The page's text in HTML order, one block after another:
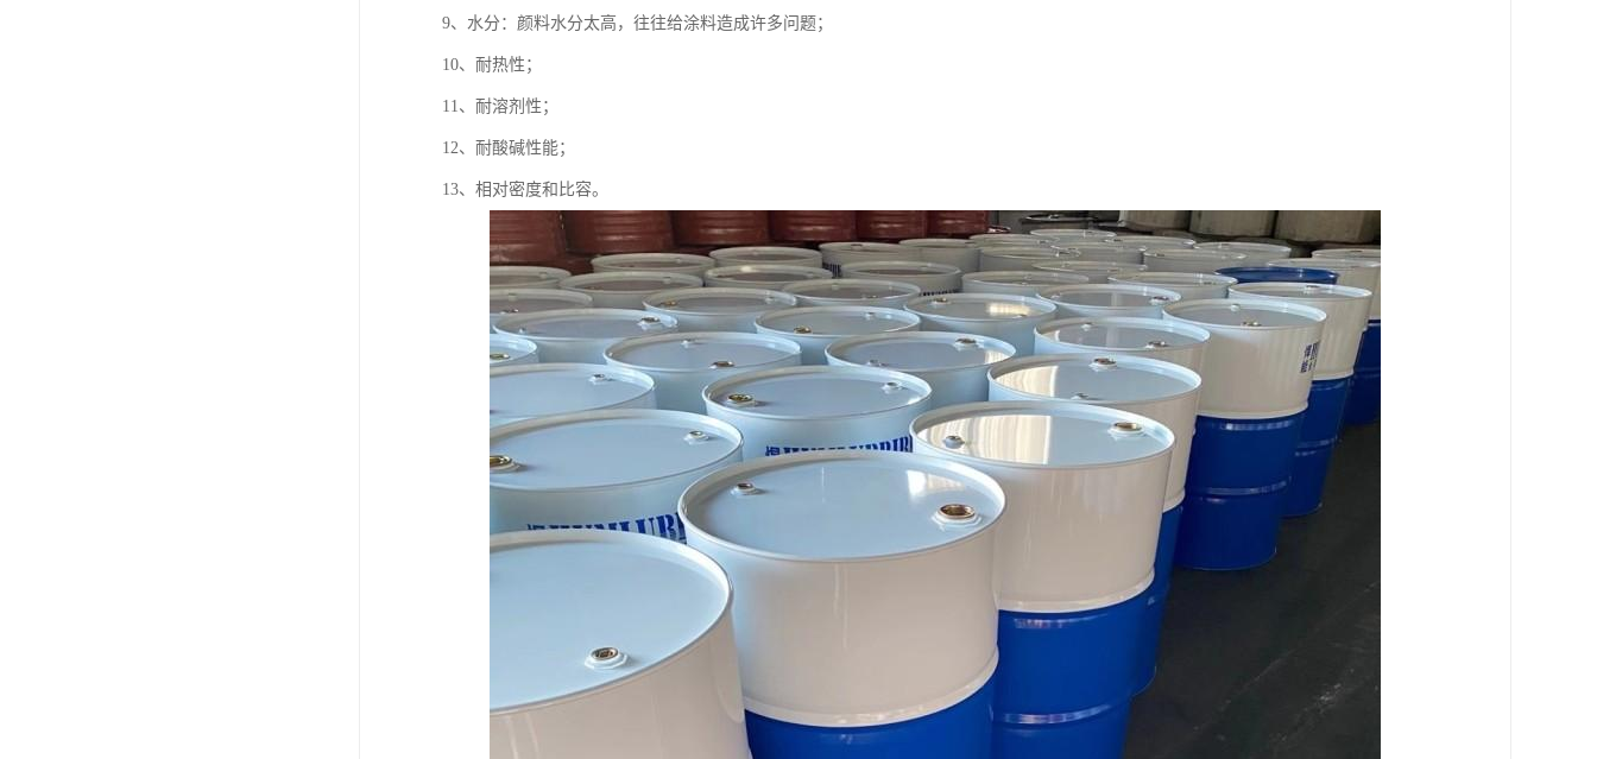
9、水分：颜料水分太高，往往给涂料造成许多问题；
10、耐热性；
11、耐溶剂性；
12、耐酸碱性能；
13、相对密度和比容。